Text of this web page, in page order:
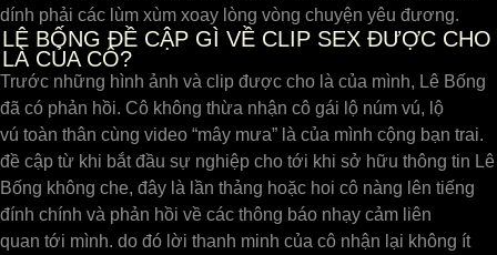
dính phải các lùm xùm xoay lòng vòng chuyện yêu đương.
LÊ BỐNG ĐỀ CẬP GÌ VỀ CLIP SEX ĐƯỢC CHO
LÀ CỦA CÔ?
Trước những hình ảnh và clip được cho là của mình, Lê Bống
đã có phản hồi. Cô không thừa nhận cô gái lộ núm vú, lộ
vú toàn thân cùng video “mây mưa” là của mình cộng bạn trai.
đề cập từ khi bắt đầu sự nghiệp cho tới khi sở hữu thông tin Lê
Bống không che, đây là lần thảng hoặc hoi cô nàng lên tiếng
đính chính và phản hồi về các thông báo nhạy cảm liên
quan tới mình. do đó lời thanh minh của cô nhận lại không ít